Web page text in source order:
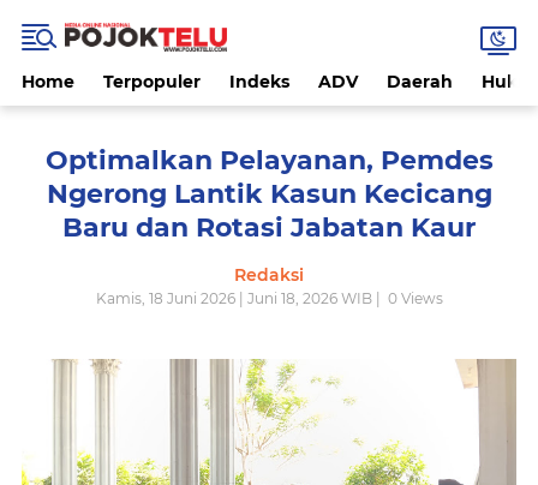
Home Terpopuler Indeks ADV Daerah
Optimalkan Pelayanan, Pemdes
Ngerong Lantik Kasun Kecicang
Baru dan Rotasi Jabatan Kaur
Redaksi
Kamis, 18 Juni 2026 | Juni 18, 2026 WIB | 0Views